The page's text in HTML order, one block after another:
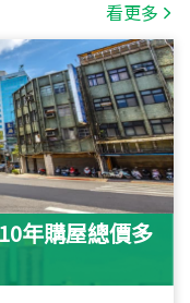
看更多
年購屋總價多